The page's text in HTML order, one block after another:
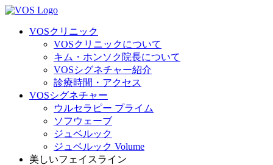
VOSクリニック
VOSクリニックについて
キム・ホンソク院長について
VOSシグネチャー紹介
診療時間・アクセス
VOSシグネチャー
ウルセラピー プライム
ソフウェーブ
ジュベルック
ジュベルック Volume
美しいフェイスライン